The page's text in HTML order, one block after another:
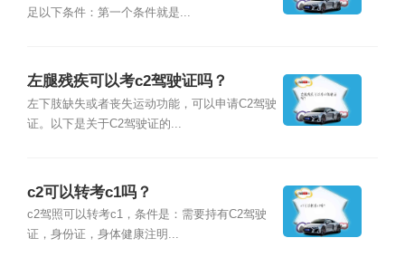
足以下条件：第一个条件就是...
左腿残疾可以考c2驾驶证吗？
左下肢缺失或者丧失运动功能，可以申请C2驾驶
证。以下是关于C2驾驶证的...
c2可以转考c1吗？
c2驾照可以转考c1，条件是：需要持有C2驾驶
证，身份证，身体健康注明...